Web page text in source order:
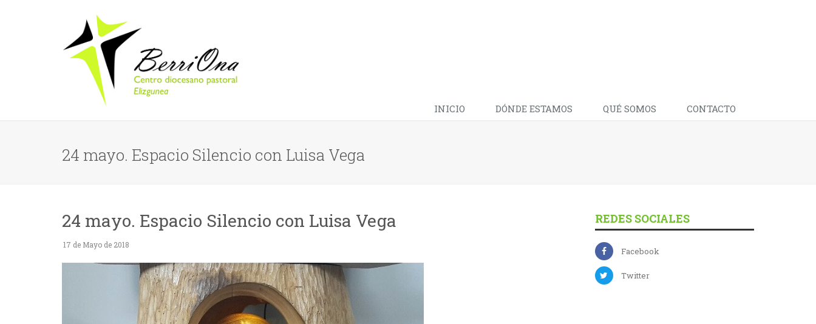
INICIO DÓNDE ESTAMOS QUÉ SOMOS CONTACTO
24 mayo. Espacio Silencio con Luisa Vega
24 mayo. Espacio Silencio con Luisa Vega
17 de Mayo de 2018
REDES SOCIALES
Facebook
Twitter